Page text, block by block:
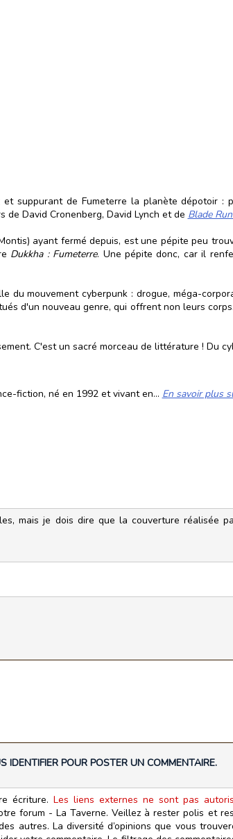
suppurant de Fumeterre la planète dépotoir :
David Cronenberg, David Lynch et de Blade
ayant fermé depuis, est une pépite peu
Dukkha : Fumeterre. Une pépite donc, car il
du mouvement cyberpunk : drogue, méga-
d'un nouveau genre, qui offrent non leurs
C'est un sacré morceau de littérature ! Du
fiction, né en 1992 et vivant en... En savoir plus
mais je dois dire que la couverture réalisée
IDENTIFIER POUR POSTER UN COMMENTAIRE.
écriture.Les liens externes ne sont pas
forum - La Taverne. Veillez à rester polis et
autres. La diversité d’opinions que vous